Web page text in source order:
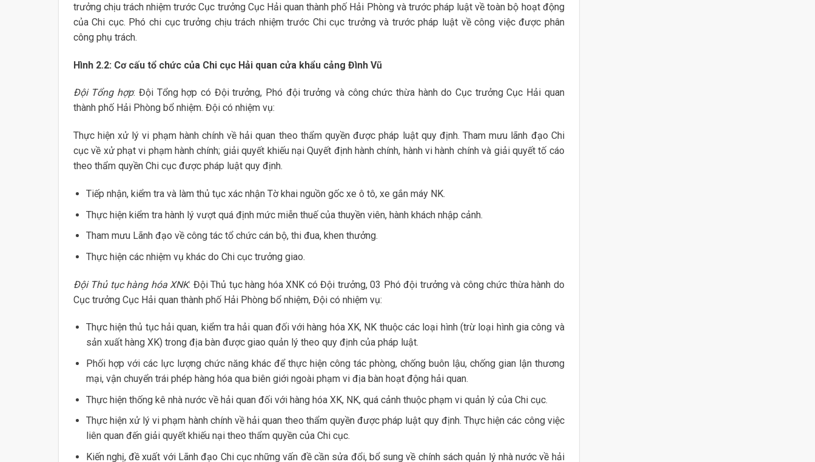
trưởng chịu trách nhiệm trước Cục trưởng Cục Hải quan thành phố Hải Phòng và trước pháp luật về toàn bộ hoạt động
của Chi cục. Phó chi cục trưởng chịu trách nhiệm trước Chi cục trưởng và trước pháp luật về công việc được phân
công phụ trách.
Hình 2.2: Cơ cấu tổ chức của Chi cục Hải quan cửa khẩu cảng Đình Vũ
Đội Tổng hợp: Đội Tổng hợp có Đội trưởng, Phó đội trưởng và công chức thừa hành do Cục trưởng Cục Hải quan
thành phố Hải Phòng bổ nhiệm. Đội có nhiệm vụ:
Thực hiện xử lý vi phạm hành chính về hải quan theo thẩm quyền được pháp luật quy định. Tham mưu lãnh đạo Chi
cục về xử phạt vi phạm hành chính; giải quyết khiếu nại Quyết định hành chính, hành vi hành chính và giải quyết tố cáo
theo thẩm quyền Chi cục được pháp luật quy định.
Tiếp nhận, kiểm tra và làm thủ tục xác nhận Tờ khai nguồn gốc xe ô tô, xe gắn máy NK.
Thực hiện kiểm tra hành lý vượt quá định mức miễn thuế của thuyền viên, hành khách nhập cảnh.
Tham mưu Lãnh đạo về công tác tổ chức cán bộ, thi đua, khen thưởng.
Thực hiện các nhiệm vụ khác do Chi cục trưởng giao.
Đội Thủ tục hàng hóa XNK: Đội Thủ tục hàng hóa XNK có Đội trưởng, 03 Phó đội trưởng và công chức thừa hành do
Cục trưởng Cục Hải quan thành phố Hải Phòng bổ nhiệm, Đội có nhiệm vụ:
Thực hiện thủ tục hải quan, kiểm tra hải quan đối với hàng hóa XK, NK thuộc các loại hình (trừ loại hình gia công và
sản xuất hàng XK) trong địa bàn được giao quản lý theo quy định của pháp luật.
Phối hợp với các lực lượng chức năng khác để thực hiện công tác phòng, chống buôn lậu, chống gian lận thương
mại, vận chuyển trái phép hàng hóa qua biên giới ngoài phạm vi địa bàn hoạt động hải quan.
Thực hiện thống kê nhà nước về hải quan đối với hàng hóa XK, NK, quá cảnh thuộc phạm vi quản lý của Chi cục.
Thực hiện xử lý vi phạm hành chính về hải quan theo thẩm quyền được pháp luật quy định. Thực hiện các công việc
liên quan đến giải quyết khiếu nại theo thẩm quyền của Chi cục.
Kiến nghị, đề xuất với Lãnh đạo Chi cục những vấn đề cần sửa đổi, bổ sung về chính sách quản lý nhà nước về hải